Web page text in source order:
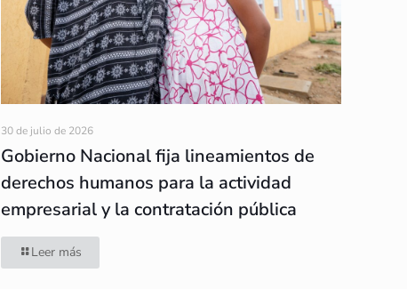
30 de julio de 2026
Gobierno Nacional fija lineamientos de
derechos humanos para la actividad
empresarial y la contratación pública
Leer más